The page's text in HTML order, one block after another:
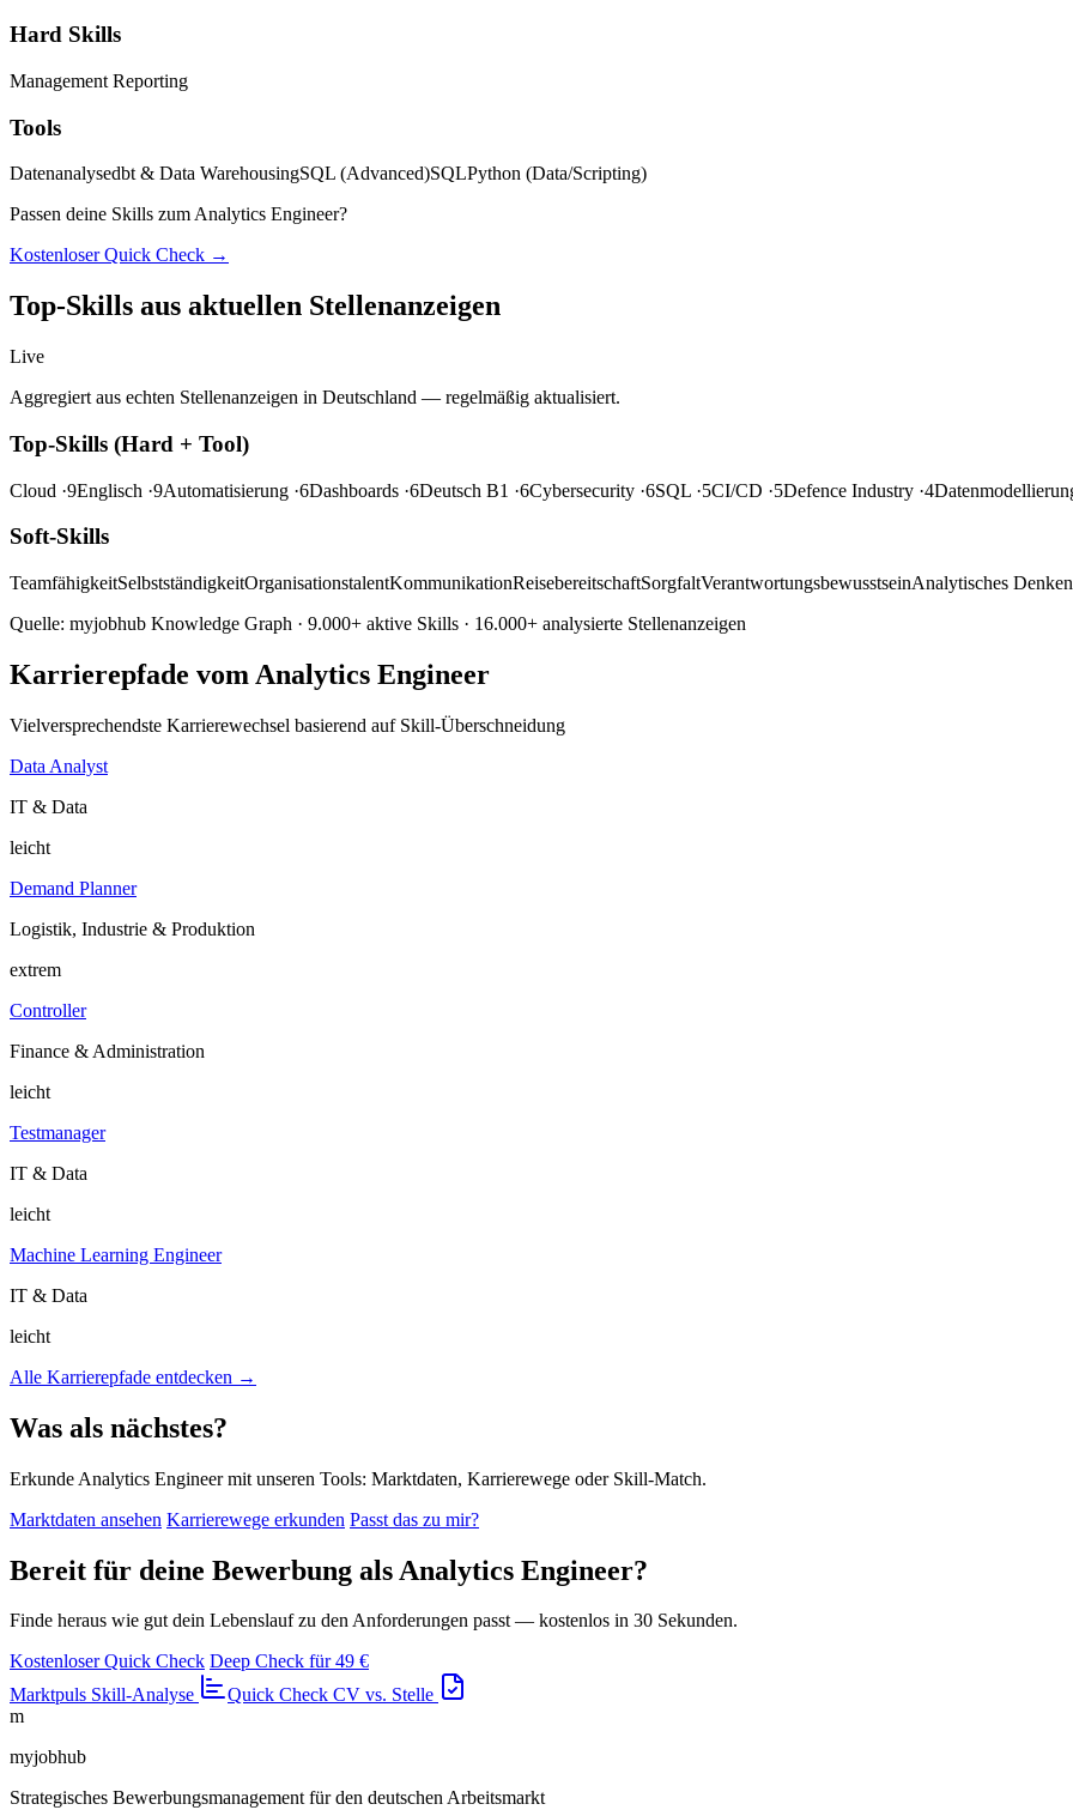
Hard Skills
Management Reporting
Tools
Datenanalysedbt & Data WarehousingSQL (Advanced)SQLPython (Data/Scripting)
Passen deine Skills zum Analytics Engineer?
Kostenloser Quick Check →
Top-Skills aus aktuellen Stellenanzeigen
Live
Aggregiert aus echten Stellenanzeigen in Deutschland — regelmäßig aktualisiert.
Top-Skills (Hard + Tool)
Cloud ·9Englisch ·9Automatisierung ·6Dashboards ·6Deutsch B1 ·6Cybersecurity ·6SQL ·5CI/CD ·5Defence Industry ·4
Soft-Skills
TeamfähigkeitSelbstständigkeitOrganisationstalentKommunikationReisebereitschaftSorgfaltVerantwortungsbewusstseinAnalytisches Denken
Quelle: myjobhub Knowledge Graph · 9.000+ aktive Skills · 16.000+ analysierte Stellenanzeigen
Karrierepfade vom Analytics Engineer
Vielversprechendste Karrierewechsel basierend auf Skill-Überschneidung
Data Analyst
IT & Data
leicht
Demand Planner
Logistik, Industrie & Produktion
extrem
Controller
Finance & Administration
leicht
Testmanager
IT & Data
leicht
Machine Learning Engineer
IT & Data
leicht
Alle Karrierepfade entdecken →
Was als nächstes?
Erkunde Analytics Engineer mit unseren Tools: Marktdaten, Karrierewege oder Skill-Match.
Marktdaten ansehen Karrierewege erkunden Passt das zu mir?
Bereit für deine Bewerbung als Analytics Engineer?
Finde heraus wie gut dein Lebenslauf zu den Anforderungen passt — kostenlos in 30 Sekunden.
Kostenloser Quick Check Deep Check für 49 €
Marktpuls Skill-Analyse Quick Check CV vs. Stelle
m
myjobhub
Strategisches Bewerbungsmanagement für den deutschen Arbeitsmarkt